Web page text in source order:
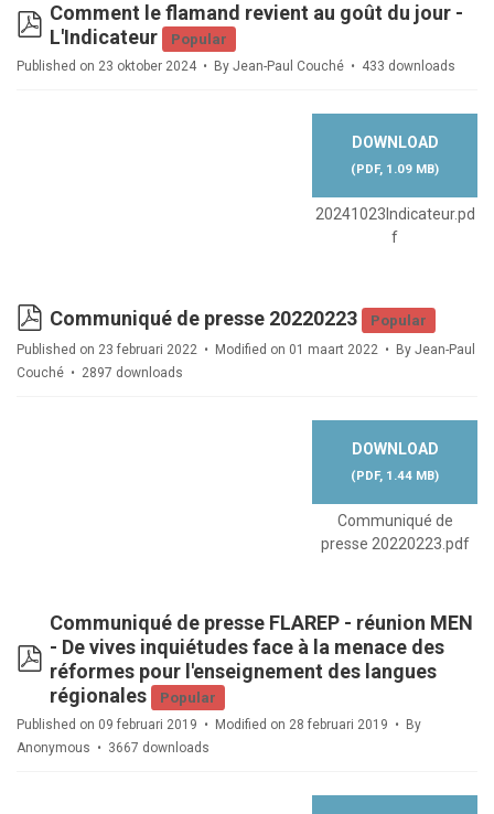
pdf
Comment le flamand revient au goût du jour -
L'Indicateur
Popular
Published on 23 oktober 2024 By Jean-Paul Couché 433 downloads
DOWNLOAD
(PDF, 1.09 MB)
20241023Indicateur.pd
f
pdf
Communiqué de presse 20220223 Popular
Published on 23 februari 2022 Modified on 01 maart 2022 By Jean-Paul
Couché
2897 downloads
DOWNLOAD
(PDF, 1.44 MB)
Communiqué de
presse 20220223.pdf
pdf
Communiqué de presse FLAREP - réunion MEN
- De vives inquiétudes face à la menace des
réformes pour l'enseignement des langues
régionales
Popular
Published on 09 februari 2019 Modified on 28 februari 2019
By
Anonymous
3667 downloads